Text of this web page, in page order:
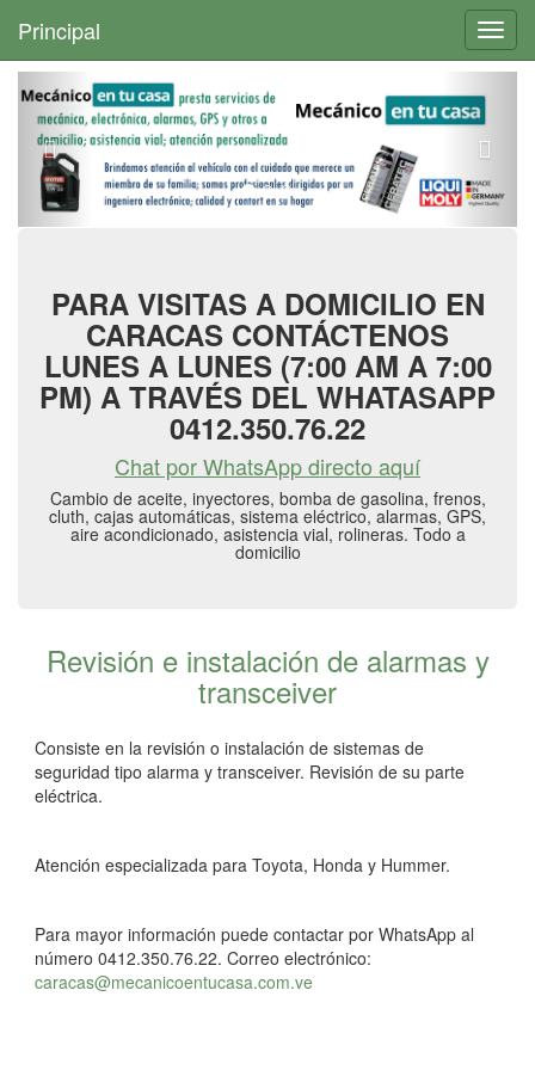
Principal
PARA VISITAS A DOMICILIO EN
CARACAS CONTÁCTENOS
LUNES A LUNES (7:00 AM A 7:00
PM) A TRAVÉS DEL WHATASAPP
0412.350.76.22
Chat por WhatsApp directo aquí
Cambio de aceite, inyectores, bomba de gasolina, frenos,
cluth, cajas automáticas, sistema eléctrico, alarmas, GPS,
aire acondicionado, asistencia vial, rolineras. Todo a
domicilio
Revisión e instalación de alarmas y
transceiver
Consiste en la revisión o instalación de sistemas de
seguridad tipo alarma y transceiver. Revisión de su parte
eléctrica.
Atención especializada para Toyota, Honda y Hummer.
Para mayor información puede contactar por WhatsApp al
número 0412.350.76.22. Correo electrónico:
caracas@mecanicoentucasa.com.ve